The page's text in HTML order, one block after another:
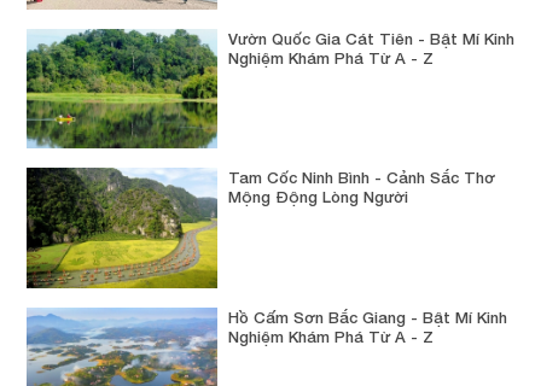
Vườn Quốc Gia Cát Tiên - Bật Mí Kinh
Nghiệm Khám Phá Từ A - Z
Tam Cốc Ninh Bình - Cảnh Sắc Thơ
Mộng Động Lòng Người
Hồ Cấm Sơn Bắc Giang - Bật Mí Kinh
Nghiệm Khám Phá Từ A - Z